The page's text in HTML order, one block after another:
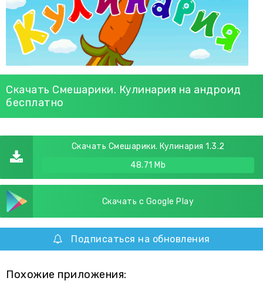
Скачать Смешарики. Кулинария на андроид
бесплатно
Скачать Смешарики. Кулинария 1.3.2
48.71 Mb
Скачать с Google Play
Подписаться на обновления
Похожие приложения: